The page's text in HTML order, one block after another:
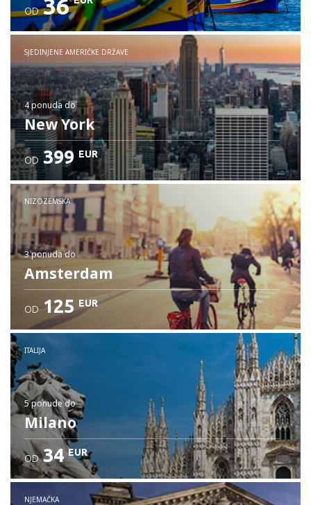
OD 36
SJEDINJENE AMERIČKE DRŽAVE
4 ponudado
New York
OD 399 EUR
NIZOZEMSKA
3 ponudado
Amsterdam
OD 125 EUR
ITALIJA
5 ponudedo
Milano
OD 34 EUR
NJEMAČKA